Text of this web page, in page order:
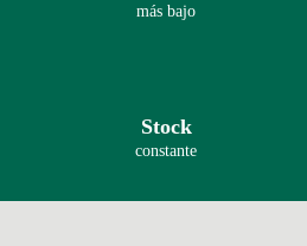
más bajo
Stock
constante